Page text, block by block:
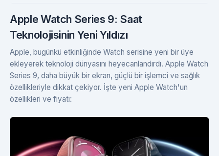
Apple Watch Series 9: Saat
Teknolojisinin Yeni Yıldızı
Apple, bugünkü etkinliğinde Watch serisine yeni bir üye
ekleyerek teknoloji dünyasını heyecanlandırdı. Apple Watch
Series 9, daha büyük bir ekran, güçlü bir işlemci ve sağlık
özellikleriyle dikkat çekiyor. İşte yeni Apple Watch'un
özellikleri ve fiyatı: